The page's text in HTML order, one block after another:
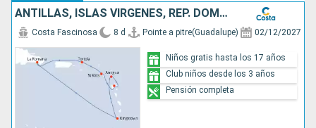
ANTILLAS, ISLAS VÍRGENES, REP. DOMINICANA
Costa Fascinosa 8 d Pointe a pitre(Guadalupe) 02/12/2027
Niños gratis hasta los 17 años
Club niños desde los 3 años
Pensión completa